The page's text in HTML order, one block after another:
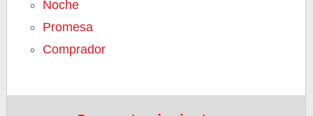
Noche
Promesa
Comprador